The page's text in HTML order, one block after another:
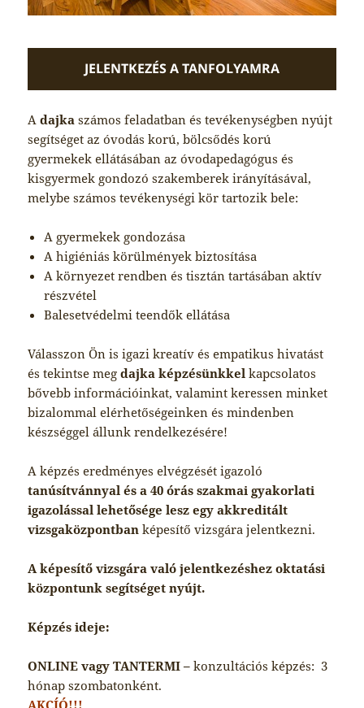
JELENTKEZÉS A TANFOLYAMRA
A dajka számos feladatban és tevékenységben nyújt
segítséget az óvodás korú, bölcsődés korú
gyermekek ellátásában az óvodapedagógus és
kisgyermek gondozó szakemberek irányításával,
melybe számos tevékenységi kör tartozik bele:
A gyermekek gondozása
A higiéniás körülmények biztosítása
A környezet rendben és tisztán tartásában aktív
részvétel
Balesetvédelmi teendők ellátása
Válasszon Ön is igazi kreatív és empatikus hivatást
és tekintse meg dajka képzésünkkelkapcsolatos
bővebb információinkat, valamint keressen minket
bizalommal elérhetőségeinken és mindenben
készséggel állunk rendelkezésére!
A képzés eredményes elvégzését igazoló
tanúsítvánnyal és a 40 órás szakmai gyakorlati
igazolással lehetősége lesz egy akkreditált
vizsgaközpontban képesítő vizsgára jelentkezni.
A képesítő vizsgára való jelentkezéshez oktatási
központunk segítséget nyújt.
Képzés ideje:
ONLINE vagy TANTERMI – konzultációs képzés: 3
hónap szombatonként.
AKCÍÓ!!!